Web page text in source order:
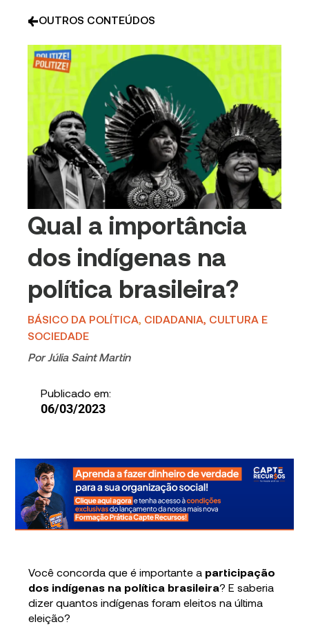
OUTROS CONTEÚDOS
Qual a importância
dos indígenas na
política brasileira?
BÁSICO DA POLÍTICA, CIDADANIA, CULTURA E
SOCIEDADE
Por Júlia Saint Martin
Publicado em:
06/03/2023
Você concorda que é importante a participação
dos indígenas na política brasileira? E saberia
dizer quantos indígenas foram eleitos na última
eleição?